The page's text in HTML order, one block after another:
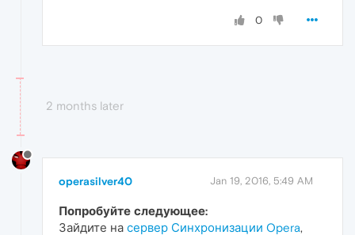
0
2 months later
operasilver40 Jan 19, 2016, 5:49 AM
Попробуйте следующее:
Зайдите на сервер Синхронизации Opera,